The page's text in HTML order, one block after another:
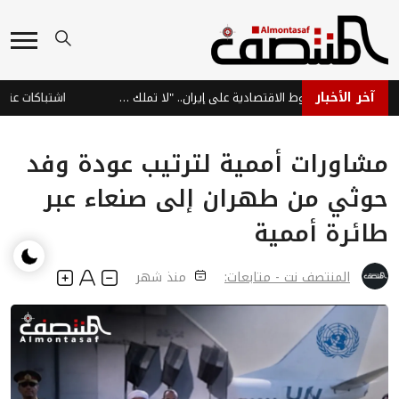
آخر الأخبار ترامب: نراقب الضغوط الاقتصادية على إيران.. "لا تملك الأموال" اشتباكات
مشاورات أممية لترتيب عودة وفد
حوثي من طهران إلى صنعاء عبر
طائرة أممية
المنتصف نت - متابعات: منذ شهر